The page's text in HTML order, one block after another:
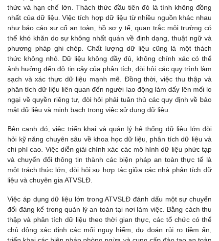
thức và hạn chế lớn. Thách thức đầu tiên đó là tính không đồng
nhất của dữ liệu. Việc tích hợp dữ liệu từ nhiều nguồn khác nhau
như báo cáo sự cố an toàn, hồ sơ y tế, quan trắc môi trường có
thể khó khăn do sự không nhất quán về định dạng, thuật ngữ và
phương pháp ghi chép. Chất lượng dữ liệu cũng là một thách
thức không nhỏ. Dữ liệu không đầy đủ, không chính xác có thể
ảnh hưởng đến độ tin cậy của phân tích, đòi hỏi các quy trình làm
sạch và xác thực dữ liệu mạnh mẽ. Đồng thời, việc thu thập và
phân tích dữ liệu liên quan đến người lao động làm dấy lên mối lo
ngại về quyền riêng tư, đòi hỏi phải tuân thủ các quy định về bảo
mật dữ liệu và minh bạch trong việc sử dụng dữ liệu.
Bên cạnh đó, việc triển khai và quản lý hệ thống dữ liệu lớn đòi
hỏi kỹ năng chuyên sâu về khoa học dữ liệu, phân tích dữ liệu và
chi phí cao. Việc diễn giải chính xác các mô hình dữ liệu phức tạp
và chuyển đổi thông tin thành các biện pháp an toàn thực tế là
một trách thức lớn, đòi hỏi sự hợp tác giữa các nhà phân tích dữ
liệu và chuyên gia ATVSLĐ.
Việc áp dụng dữ liệu lớn trong ATVSLĐ đánh dấu một sự chuyển
đổi đáng kể trong quản lý an toàn tại nơi làm việc. Bằng cách thu
thập và phân tích dữ liệu theo thời gian thực, các tổ chức có thể
chủ động xác định các mối nguy hiểm, dự đoán rủi ro tiềm ẩn,